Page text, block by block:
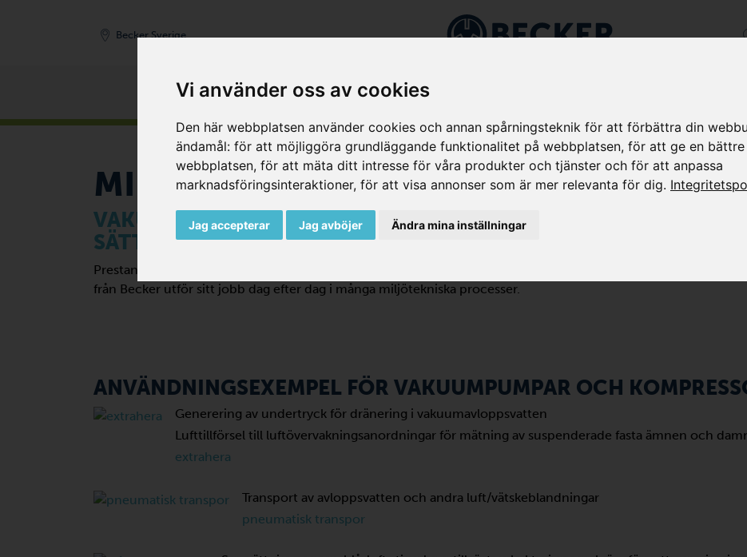
Vi använder oss av cookies
Den här webbplatsen använder cookies och annan spårningsteknik för att förbättra din
ändamål: för att möjliggöra grundläggande funktionalitet på webbplatsen, för att ge en bättre
webbplatsen, för att mäta ditt intresse för våra produkter och tjänster och för att anpassa
marknadsföringsinteraktioner, för att visa annonser som är mer relevanta för dig.
Jag accepterar Jag avböjer Ändra mina inställningar
Becker Sverige
Produkter Branscher
Zurück
MILJÖINDUSTRI
VAKUUMPUMPAR OCH KOMPRESSORER FRÅN BECKER
SÄTTER SAKER PÅ DESS RÄTTA STÄLLEN
Prestanda, precision och hållbarhet spelar roll i miljöindustrin. Vakuumpumpar och kompressorer
från Becker utför sitt jobb dag efter dag i många miljötekniska processer.
ANVÄNDNINGSEXEMPEL FÖR VAKUUMPUMPAR OCH
Generering av undertryck för dränering i vakuumavloppsvatten
Lufttillförsel till luftövervakningsanordningar för mätning av suspenderade fasta ämnen och
extrahera
Transport av avloppsvatten och andra luft/vätskeblandningar
pneumatisk transpor